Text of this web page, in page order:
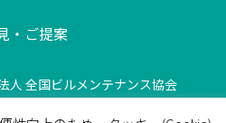
・ご提案
人 全国ビルメンテナンス協会